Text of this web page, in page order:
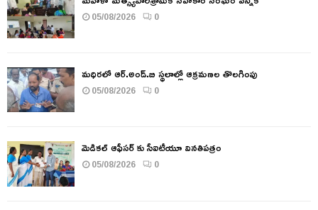
05/08/2026 0
మధిరలో ఆర్.అండ్.బి స్థలాల్లో ఆక్రమణల తొలగింపు
05/08/2026 0
మెడికల్ ఆఫీసర్ కు సీఐటీయూ వినతిపత్రం
05/08/2026 0